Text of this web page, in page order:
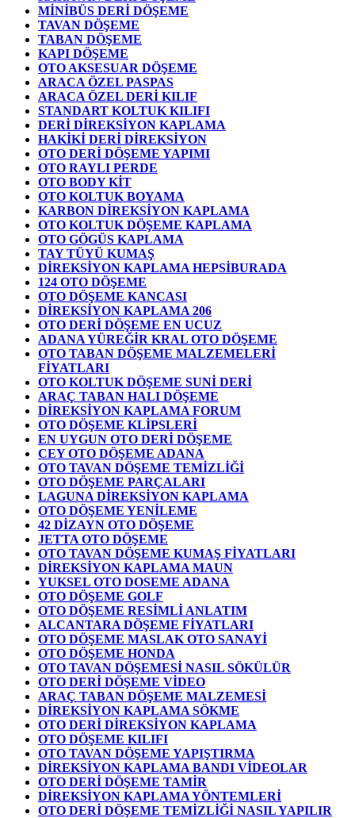
MİNİBÜS DERİ DÖŞEME
TAVAN DÖŞEME
TABAN DÖŞEME
KAPI DÖŞEME
OTO AKSESUAR DÖŞEME
ARACA ÖZEL PASPAS
ARACA ÖZEL DERİ KILIF
STANDART KOLTUK KILIFI
DERİ DİREKSİYON KAPLAMA
HAKİKİ DERİ DİREKSİYON
OTO DERİ DÖŞEME YAPIMI
OTO RAYLI PERDE
OTO BODY KİT
OTO KOLTUK BOYAMA
KARBON DİREKSİYON KAPLAMA
OTO KOLTUK DÖŞEME KAPLAMA
OTO GÖGÜS KAPLAMA
TAY TÜYÜ KUMAŞ
DİREKSİYON KAPLAMA HEPSİBURADA
124 OTO DÖŞEME
OTO DÖŞEME KANCASI
DİREKSİYON KAPLAMA 206
OTO DERİ DÖŞEME EN UCUZ
ADANA YÜREĞİR KRAL OTO DÖŞEME
OTO TABAN DÖŞEME MALZEMELERİ
FİYATLARI
OTO KOLTUK DÖŞEME SUNİ DERİ
ARAÇ TABAN HALI DÖŞEME
DİREKSİYON KAPLAMA FORUM
OTO DÖŞEME KLİPSLERİ
EN UYGUN OTO DERİ DÖŞEME
CEY OTO DÖŞEME ADANA
OTO TAVAN DÖŞEME TEMİZLİĞİ
OTO DÖŞEME PARÇALARI
LAGUNA DİREKSİYON KAPLAMA
OTO DÖŞEME YENİLEME
42 DİZAYN OTO DÖŞEME
JETTA OTO DÖŞEME
OTO TAVAN DÖŞEME KUMAŞ FİYATLARI
DİREKSİYON KAPLAMA MAUN
YUKSEL OTO DOSEME ADANA
OTO DÖŞEME GOLF
OTO DÖŞEME RESİMLİ ANLATIM
ALCANTARA DÖŞEME FİYATLARI
OTO DÖŞEME MASLAK OTO SANAYİ
OTO DÖŞEME HONDA
OTO TAVAN DÖŞEMESİ NASIL SÖKÜLÜR
OTO DERİ DÖŞEME VİDEO
ARAÇ TABAN DÖŞEME MALZEMESİ
DİREKSİYON KAPLAMA SÖKME
OTO DERİ DİREKSİYON KAPLAMA
OTO DÖŞEME KILIFI
OTO TAVAN DÖŞEME YAPIŞTIRMA
DİREKSİYON KAPLAMA BANDI VİDEOLAR
OTO DERİ DÖŞEME TAMİR
DİREKSİYON KAPLAMA YÖNTEMLERİ
OTO DERİ DÖŞEME TEMİZLİĞİ NASIL YAPILIR